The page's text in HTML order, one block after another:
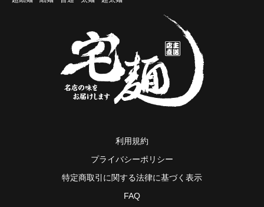
利用規約
プライバシーポリシー
特定商取引に関する法律に基づく表示
FAQ